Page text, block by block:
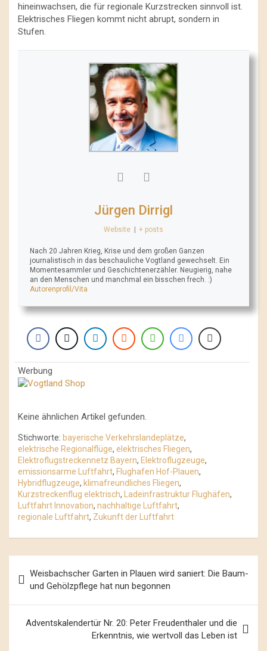
hineinwachsen, die für regionale Kurzstrecken sinnvoll ist.
Elektrisches Fliegen kommt nicht abrupt, sondern in
Stufen.
Jürgen Dirrigl
Website | + posts
Nach 20 Jahren Krieg, Krise und dem großen Ganzen
journalistisch in das beschauliche Vogtland gewechselt. Ein
Momentesammler und Geschichtenerzähler. Neugierig, nahe
an den Menschen und manchmal ein bisschen frech. :)
Autorenprofil/Vita
Werbung
Keine ähnlichen Artikel gefunden.
Stichworte: bayerische Verkehrslandeplätze,
elektrische Regionalflüge, elektrisches Fliegen,
Elektroflugstreckennetz Bayern, Elektroflugzeuge,
emissionsarme Luftfahrt, Flughafen Hof-Plauen,
Hybridflugzeuge, klimafreundliches Fliegen,
Kurzstreckenflug elektrisch, Ladeinfrastruktur Flughäfen,
Luftfahrt Innovation, nachhaltige Luftfahrt,
regionale Luftfahrt, Zukunft der Luftfahrt
Navigation
Weisbachscher Garten in Plauen wird saniert: Die Baum-
und Gehölzpflege hat nun begonnen
Adventskalendertür Nr. 20: Peter Freudenthaler und die
Erkenntnis, wie wertvoll das Leben ist